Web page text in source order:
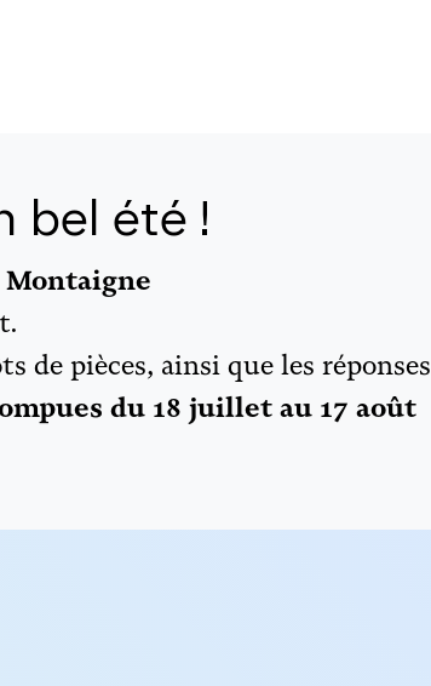
bel été !
de pièces, ainsi que les réponses
du 18 juillet au 17 août